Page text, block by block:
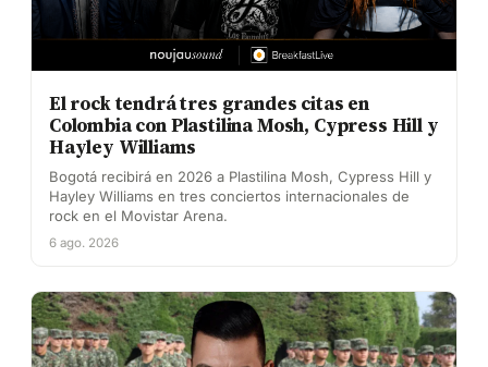
El rock tendrá tres grandes citas en
Colombia con Plastilina Mosh, Cypress Hill y
Hayley Williams
Bogotá recibirá en 2026 a Plastilina Mosh, Cypress Hill y
Hayley Williams en tres conciertos internacionales de
rock en el Movistar Arena.
6 ago. 2026